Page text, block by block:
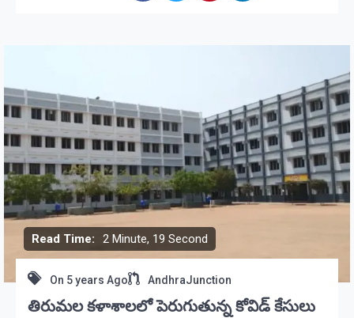
Read Time: 2 Minute, 19 Second
On 5 years Ago AndhraJunction
తిరుమల కళాశాలలో పెరుగుతున్న కోవిడ్ కేసులు